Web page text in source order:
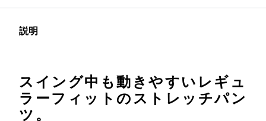
説明
スイング中も動きやすいレギュ
ラーフィットのストレッチパン
ツ。